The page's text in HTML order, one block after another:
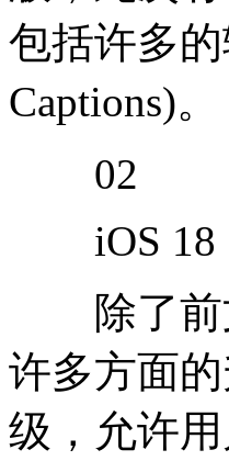
包括许多
Captions)。
02
iOS 18
除了前文
许多方面
级，允许